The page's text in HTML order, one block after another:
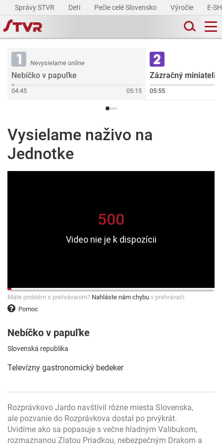
Správy STVR Deti Pečie celé Slovensko Výročie E-
Nevysielame online
Nebíčko v papuľke
04:45 05:15
Zázračný
05:55
Vysielame naživo na
Jednotke
Pomoc
Máte problém s prehrávaním? Nahláste nám chybu v prehrávači.
Nebíčko v papuľke
Slovenská republika
Televízny gastronomický bedeker
Rozprávkovo Jardo navštívil rôzne miesta Slovenska,
ale pozvanie do Rozprávkova dostal po prvýkrát.
Uvidíme ako sa popasuje s večne hladným Valibukom,
rozmaznanou Zlatou Priadkou, nebezpečným Drakom a